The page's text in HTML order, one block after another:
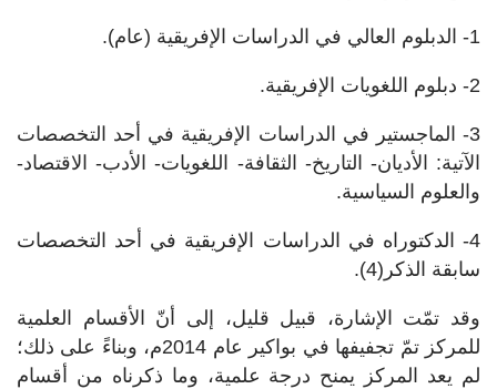
1- الدبلوم العالي في الدراسات الإفريقية (عام).
2- دبلوم اللغويات الإفريقية.
3- الماجستير في الدراسات الإفريقية في أحد التخصصات
الآتية: الأديان- التاريخ- الثقافة- اللغويات- الأدب- الاقتصاد-
والعلوم السياسية.
4- الدكتوراه في الدراسات الإفريقية في أحد التخصصات
سابقة الذكر(4).
وقد تمّت الإشارة، قبيل قليل، إلى أنّ الأقسام العلمية
للمركز تمّ تجفيفها في بواكير عام 2014م، وبناءً على ذلك؛
لم يعد المركز يمنح درجة علمية، وما ذكرناه من أقسام